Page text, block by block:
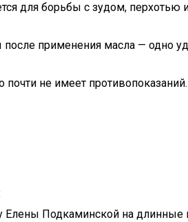
для борьбы с зудом,
применения масла — одно
почти не имеет противопоказаний.
Елены Подкаминской на